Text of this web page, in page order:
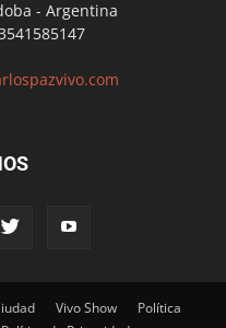
- Argentina
Vivo Show
Política